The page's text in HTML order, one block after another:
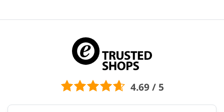
4.69 / 5